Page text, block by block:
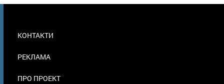
В
КОНТАКТИ
РЕКЛАМА
ПРО ПРОЕКТ